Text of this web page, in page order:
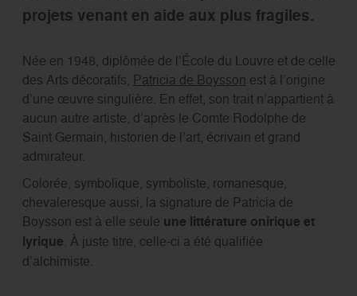
projets venant en aide aux plus fragiles.
Née en 1948, diplômée de l’École du Louvre et de celle
des Arts décoratifs, Patricia de Boysson est à l’origine
d’une œuvre singulière. En effet, son trait n’appartient à
aucun autre artiste, d’après le Comte Rodolphe de
Saint Germain, historien de l’art, écrivain et grand
admirateur.
Colorée, symbolique, symboliste, romanesque,
chevaleresque aussi, la signature de Patricia de
Boysson est à elle seule une littérature onirique et
lyrique. À juste titre, celle-ci a été qualifiée
d’alchimiste.